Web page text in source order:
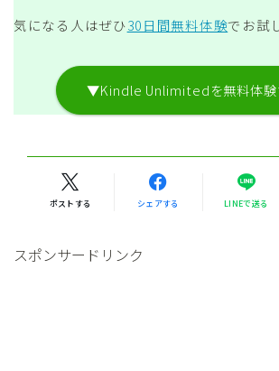
気になる人はぜひ30日間無料体験でお試
▼Kindle Unlimitedを無料体
ポストする シェアする LINEで送る
スポンサードリンク